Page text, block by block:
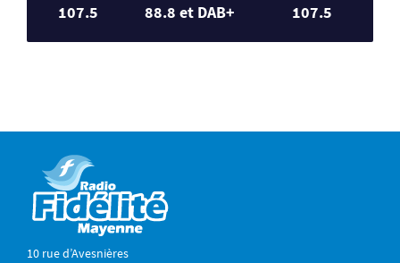
107.5
88.8 et DAB+
107.5
10 rue d’Avesnières